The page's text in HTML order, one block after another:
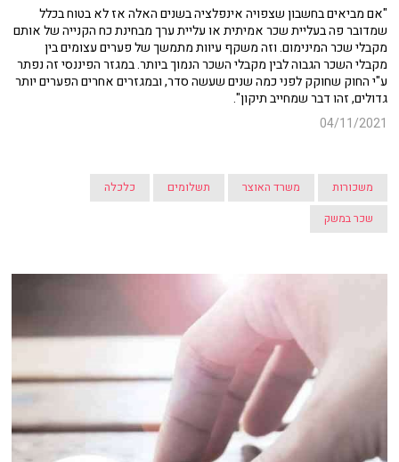
"אם מביאים בחשבון שצפויה אינפלציה בשנים האלה אז לא בטוח בכלל
שמדובר פה בעליית שכר אמיתית או עליית ערך מבחינת כח הקנייה של אותם
מקבלי שכר המינימום. וזה משקף עיוות מתמשך של פערים עצומים בין
מקבלי השכר הגבוה לבין מקבלי השכר הנמוך ביותר. במגזר הפיננסי זה נפתר
ע"י החוק שחוקק לפני כמה שנים שעשה סדר, ובמגזרים אחרים הפערים יותר
גדולים, זהו דבר שמחייב תיקון".
04/11/2021
משכורות משרד האוצר תשלומים
כלכלה
שכר במשק